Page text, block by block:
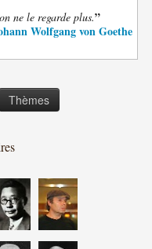
ne le regarde plus.”
Wolfgang von Goethe
Thèmes